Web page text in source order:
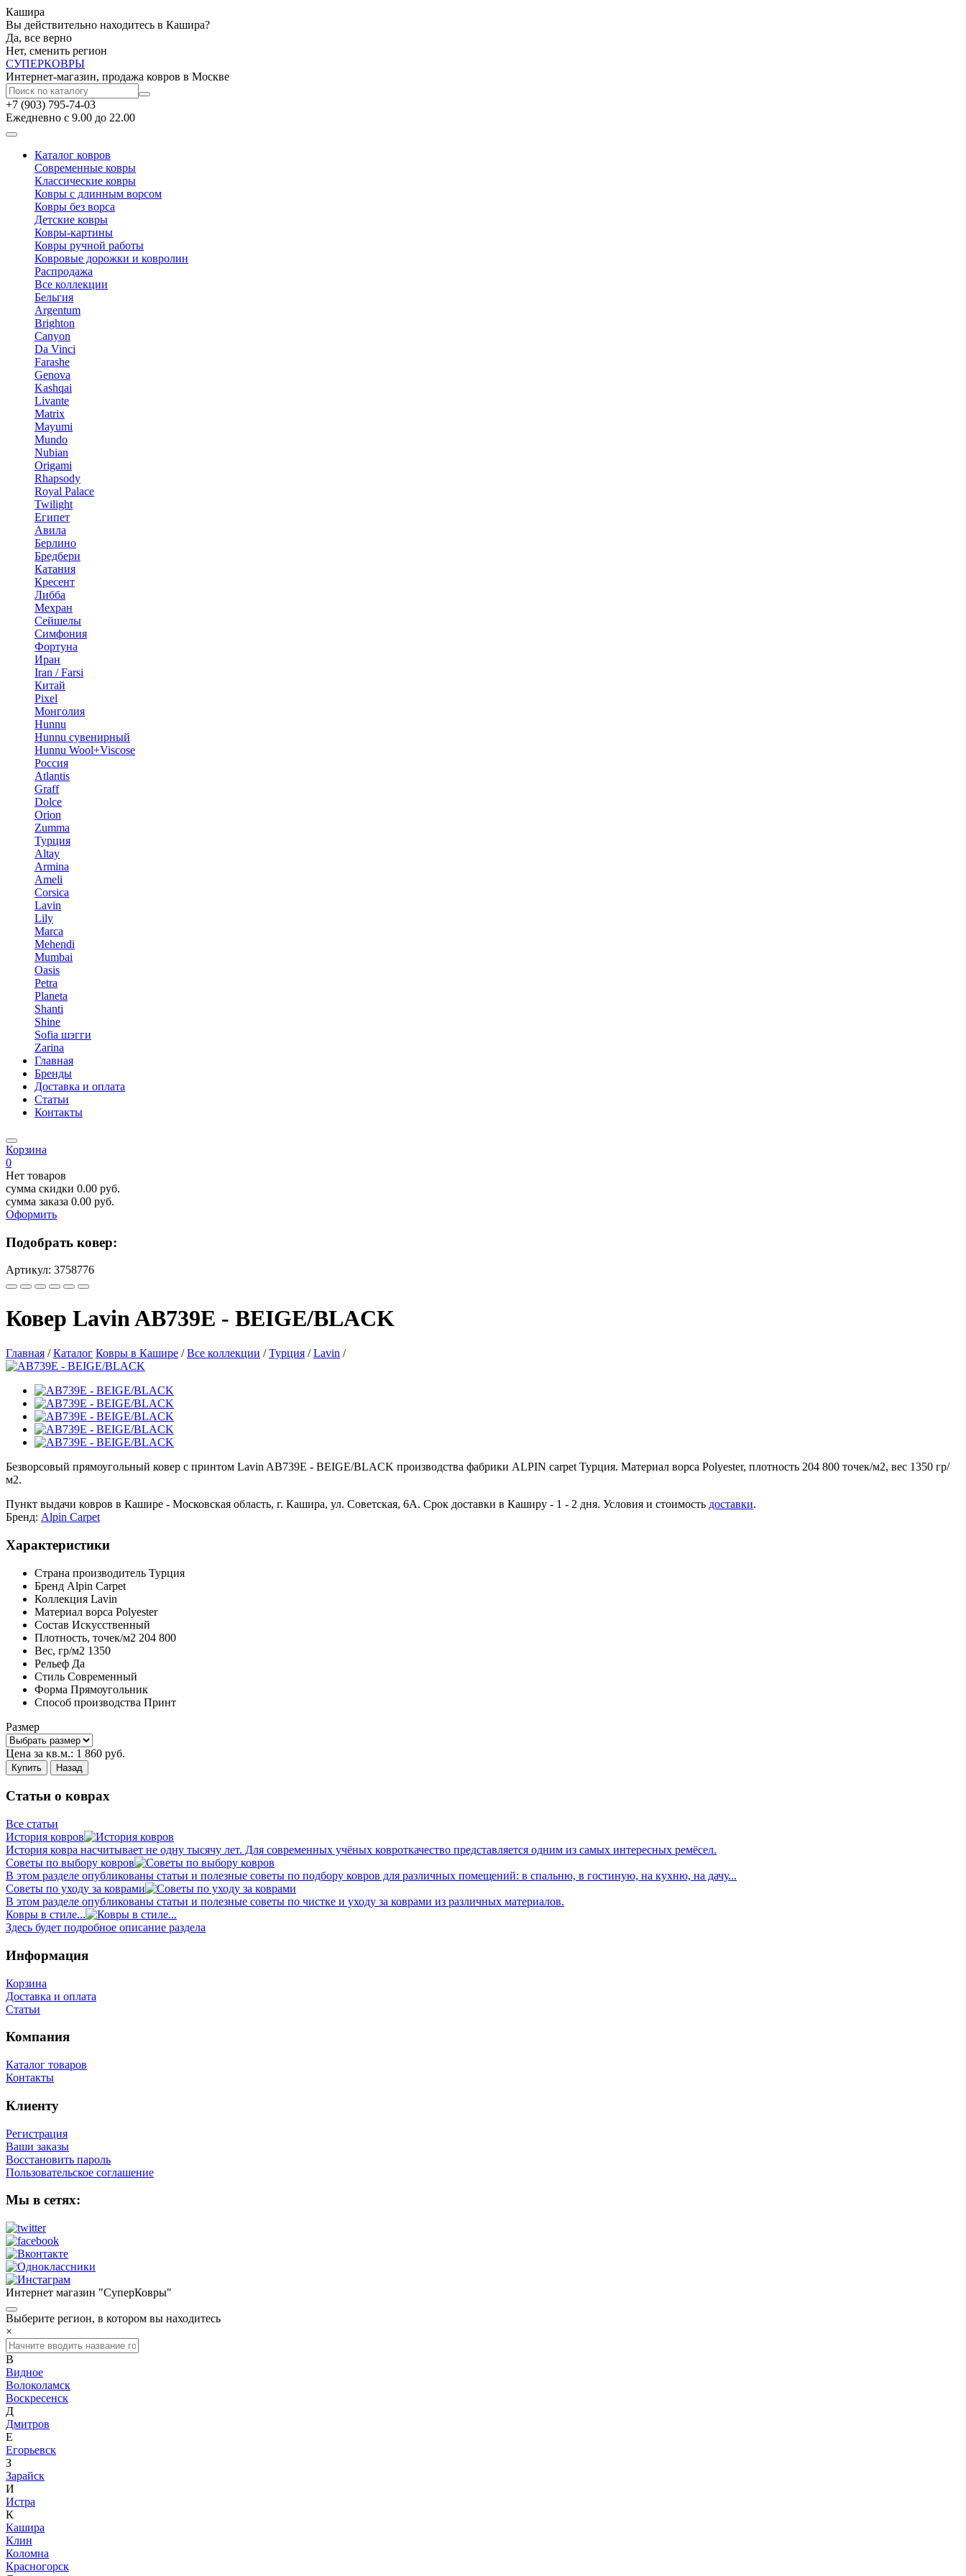
Кашира
Вы действительно находитесь в Кашира?
Да, все верно
Нет, сменить регион
СУПЕРКОВРЫ
Интернет-магазин, продажа ковров в Москве
+7 (903) 795-74-03
Ежедневно с 9.00 до 22.00
Каталог ковров
Современные ковры
Классические ковры
Ковры с длинным ворсом
Ковры без ворса
Детские ковры
Ковры-картины
Ковры ручной работы
Ковровые дорожки и ковролин
Распродажа
Все коллекции
Бельгия
Argentum
Brighton
Canyon
Da Vinci
Farashe
Genova
Kashqai
Livante
Matrix
Mayumi
Mundo
Nubian
Origami
Rhapsody
Royal Palace
Twilight
Египет
Авила
Берлино
Бредбери
Катания
Кресент
Либба
Мехран
Сейшелы
Симфония
Фортуна
Иран
Iran / Farsi
Китай
Pixel
Монголия
Hunnu
Hunnu сувенирный
Hunnu Wool+Viscose
Россия
Atlantis
Graff
Dolce
Orion
Zumma
Турция
Altay
Armina
Ameli
Corsica
Lavin
Lily
Marca
Mehendi
Mumbai
Oasis
Petra
Planeta
Shanti
Shine
Sofia шэгги
Zarina
Главная
Бренды
Доставка и оплата
Статьи
Контакты
Корзина
0
Нет товаров
сумма скидки 0.00 руб.
сумма заказа 0.00 руб.
Оформить
Подобрать ковер:
Артикул: 3758776
Ковер Lavin AB739E - BEIGE/BLACK
Главная / Каталог Ковры в Кашире / Все коллекции / Турция / Lavin /
Безворсовый прямоугольный ковер с принтом Lavin AB739E - BEIGE/BLACK производства фабрики ALPIN carpet Турция. Материал ворса Polyester, плотность 204 800 точек/м2, вес 1350 гр/
м2.
Пункт выдачи ковров в Кашире - Московская область, г. Кашира, ул. Советская, 6А. Срок доставки в Каширу - 1 - 2 дня. Условия и стоимость доставки.
Бренд: Alpin Carpet
Характеристики
Страна производитель Турция
Бренд Alpin Carpet
Коллекция Lavin
Материал ворса Polyester
Состав Искусственный
Плотность, точек/м2 204 800
Вес, гр/м2 1350
Рельеф Да
Стиль Современный
Форма Прямоугольник
Способ производства Принт
Размер
Цена за кв.м.: 1 860 руб.
Купить Назад
Статьи о коврах
Все статьи
История ковров
История ковра насчитывает не одну тысячу лет. Для современных учёных ковроткачество представляется одним из самых интересных ремёсел.
Советы по выбору ковров
В этом разделе опубликованы статьи и полезные советы по подбору ковров для различных помещений: в спальню, в гостиную, на кухню, на дачу...
Советы по уходу за коврами
В этом разделе опубликованы статьи и полезные советы по чистке и уходу за коврами из различных материалов.
Ковры в стиле...
Здесь будет подробное описание раздела
Информация
Корзина
Доставка и оплата
Статьи
Компания
Каталог товаров
Контакты
Клиенту
Регистрация
Ваши заказы
Восстановить пароль
Пользовательское соглашение
Мы в сетях:
Интернет магазин "СуперКовры"
Выберите регион, в котором вы находитесь
×
В
Видное
Волоколамск
Воскресенск
Д
Дмитров
Е
Егорьевск
З
Зарайск
И
Истра
К
Кашира
Клин
Коломна
Красногорск